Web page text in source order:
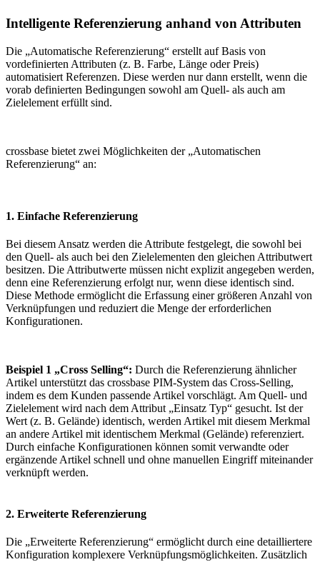
Intelligente Referenzierung anhand von Attributen
Die „Automatische Referenzierung“ erstellt auf Basis von
vordefinierten Attributen (z. B. Farbe, Länge oder Preis)
automatisiert Referenzen. Diese werden nur dann erstellt, wenn die
vorab definierten Bedingungen sowohl am Quell- als auch am
Zielelement erfüllt sind.
crossbase bietet zwei Möglichkeiten der „Automatischen
Referenzierung“ an:
1. Einfache Referenzierung
Bei diesem Ansatz werden die Attribute festgelegt, die sowohl bei
den Quell- als auch bei den Zielelementen den gleichen Attributwert
besitzen. Die Attributwerte müssen nicht explizit angegeben werden,
denn eine Referenzierung erfolgt nur, wenn diese identisch sind.
Diese Methode ermöglicht die Erfassung einer größeren Anzahl von
Verknüpfungen und reduziert die Menge der erforderlichen
Konfigurationen.
Beispiel 1 „Cross Selling“: Durch die Referenzierung ähnlicher
Artikel unterstützt das crossbase PIM-System das Cross-Selling,
indem es dem Kunden passende Artikel vorschlägt. Am Quell- und
Zielelement wird nach dem Attribut „Einsatz Typ“ gesucht. Ist der
Wert (z. B. Gelände) identisch, werden Artikel mit diesem Merkmal
an andere Artikel mit identischem Merkmal (Gelände) referenziert.
Durch einfache Konfigurationen können somit verwandte oder
ergänzende Artikel schnell und ohne manuellen Eingriff miteinander
verknüpft werden.
2. Erweiterte Referenzierung
Die „Erweiterte Referenzierung“ ermöglicht durch eine detailliertere
Konfiguration komplexere Verknüpfungsmöglichkeiten. Zusätzlich